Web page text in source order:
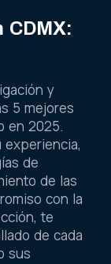
CDMX:
y
5 mejores
en 2025.
experiencia,
de
de las
con la
te
de cada
sus